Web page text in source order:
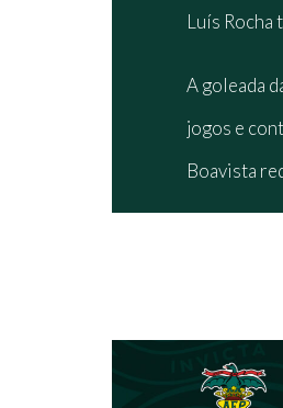
Luís Rocha
A goleada
jogos e
Boavista